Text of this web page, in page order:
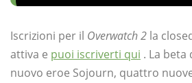
Iscrizioni per il Overwatch 2 la
attiva e puoi iscriverti qui . La beta
nuovo eroe Sojourn, quattro